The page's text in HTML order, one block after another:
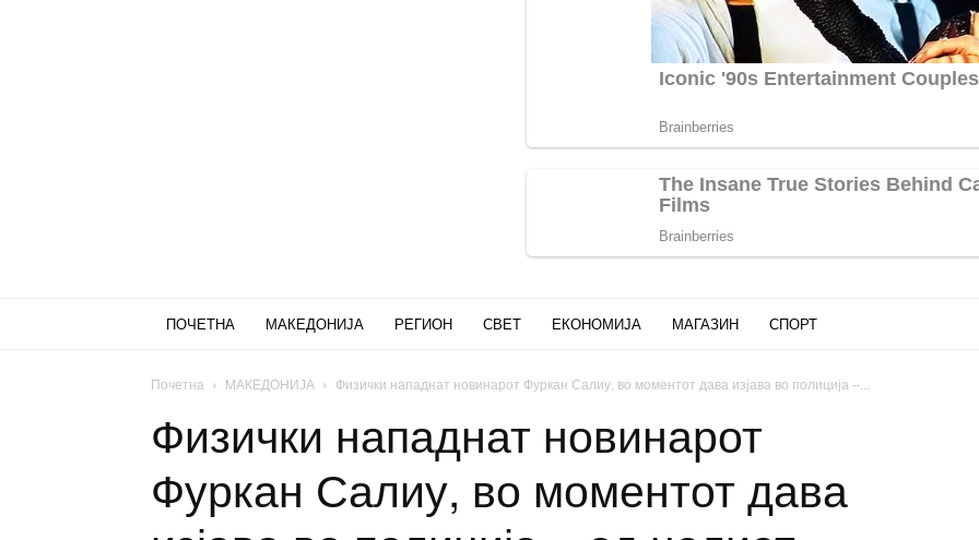
ПОЧЕТНА МАКЕДОНИЈА РЕГИОН СВЕТ ЕКОНОМИЈА МАГАЗИН СПОРТ
Почетна МАКЕДОНИЈА Физички нападнат новинарот Фуркан Салиу, во моментот дава изјава во полиција –...
Физички нападнат новинарот
Фуркан Салиу, во моментот дава